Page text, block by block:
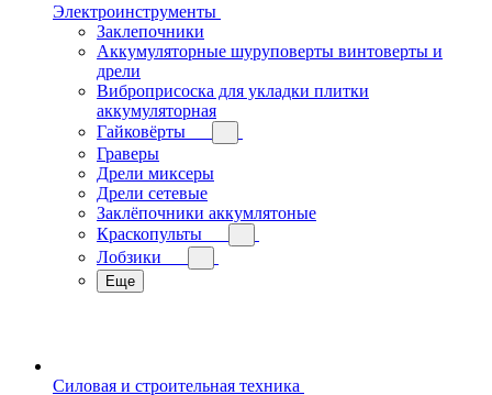
Электроинструменты
Заклепочники
Аккумуляторные шуруповерты винтоверты и
дрели
Виброприсоска для укладки плитки
аккумуляторная
Гайковёрты
Граверы
Дрели миксеры
Дрели сетевые
Заклёпочники аккумлятоные
Краскопульты
Лобзики
Еще
Силовая и строительная техника